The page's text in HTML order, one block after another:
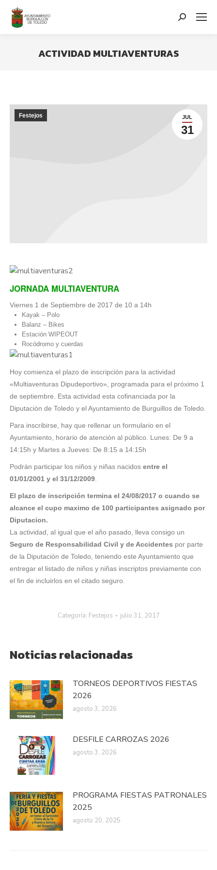
contenido
Search:
ACTIVIDAD MULTIAVENTURAS
JUL
31
Festejos
JORNADA MULTIAVENTURA
Viernes 1 de Septiembre de 2017 de 10 a 14h
Kayak – Polo
Balanz – Bikes
Estación WIPEOUT
Rocódromo y cuerdas
Hoy comienza el plazo de inscripción para la actividad
«Multiaventuras Dipudeportivo», programada para el próximo 1
de septiembre. Esta actividad esta cofinanciada por la
Diputación de Toledo y el Ayuntamiento de Burguillos de Toledo.
Para inscribirse, hay que rellenar un formulario en el
Ayuntamiento, horario de atención al público. Lunes: De 9 a
14:15h y Martes a Jueves: De 8:15 a 14:15h
Podrán participar los niños y niñas nacidos entre el
01/01/2001 y el 31/12/2009
El plazo de inscripción termina el 24/08/2017 o cuando se
alcance el cupo maximo de 100 participantes asignado por
Diputacion.
La actividad, al igual que el año pasado, lleva consigo un
Seguro de Responsabilidad Civil y de Accidentes por parte
de la Diputación de Toledo, teniendo este Ayuntamiento que
entregar el listado de niños y niñas inscriptos previamente con
el fin de incluirlos en el citado seguro.
Categoría: Festejos julio 31, 2017
Noticias relacionadas
TORNEOS DEPORTIVOS FIESTAS
2026
agosto 3, 2026
DESFILE CARROZAS 2026
agosto 3, 2026
PROGRAMA FIESTAS PATRONALES
2025
agosto 20, 2025